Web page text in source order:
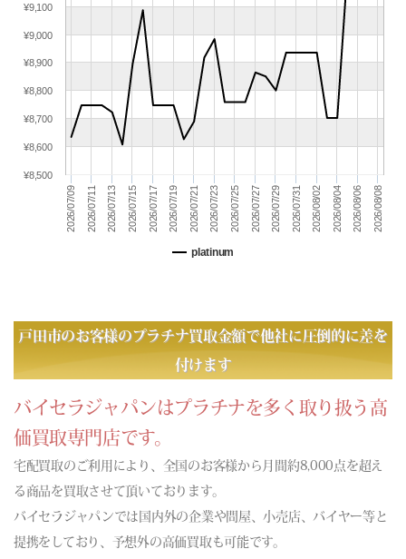
(06/30) 買取相場更新 GOLD(
(06/29) 買取相場更新 GOLD(
+175)PLATINUM(
(06/28) 買取相場更新 GOLD(±0)PLATINUM(±0)
(06/27) 買取相場更新 GOLD(±0)PLATINUM(±0)
(06/26) 買取相場更新 GOLD(+181)PLATINUM(+95)
(06/25) 買取相場更新 GOLD(-575
(06/23) 買取相場更新 GOLD(
+91 )PLATINUM( +10
)
(06/22) 買取相場更新 GOLD(
-72 )PLATINUM( -87
(06/21) 買取相場更新 GOLD(±0)PLATINUM(±0)
(06/20) 買取相場更新 GOLD(±0)PLATINUM(±0)
(06/17) 買取相場更新 GOLD(+172)PLATINUM(+275 )
(06/16) 買取相場更新 GOLD(
(06/15) 買取相場更新 GOLD(+675)PLATINUM(+232)
(06/14) 買取相場更新 GOLD(±0)PLATINUM(±0)
(06/12) 買取相場更新 GOLD(
(06/11) 買取相場更新 GOLD(-410)PLATINUM( -264)
(06/10) 買取相場更新 GOLD( -819 )PLATINUM(
(06/09) 買取相場更新 GOLD(-30)PLATINUM(-118)
(06/08) 買取相場更新 GOLD(-821)PLATINUM(-632
platinum
2026/07/09 2026/07/11 2026/07/13 2026/07/15 2026/07/17 2026/07/19 2026/07/21 2026/07/23 2026/07/25 2026/07/27 2026/07/29 2026/07/31 2026/08/02 2026/08/04 2026/08/06 2026/08/08
¥8,500
¥8,600
¥8,700
¥8,800
¥8,900
¥9,000
¥9,100
戸田市のお客様のプラチナ買取金額で他社に圧倒的に差を
付けます
バイセラジャパンはプラチナを多く取り扱う高
価買取専門店です。
宅配買取のご利用により、全国のお客様から月間約8,000点を超え
る商品を買取させて頂いております。
バイセラジャパンでは国内外の企業や問屋、小売店、バイヤー等と
提携をしており、予想外の高価買取も可能です。